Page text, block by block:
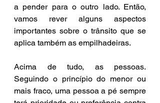
a pender para o outro lado. Então,
vamos rever alguns aspectos
importantes sobre o trânsito que se
aplica também as empilhadeiras.
Acima de tudo, as pessoas.
Seguindo o princípio do menor ou
mais fraco, uma pessoa a pé sempre